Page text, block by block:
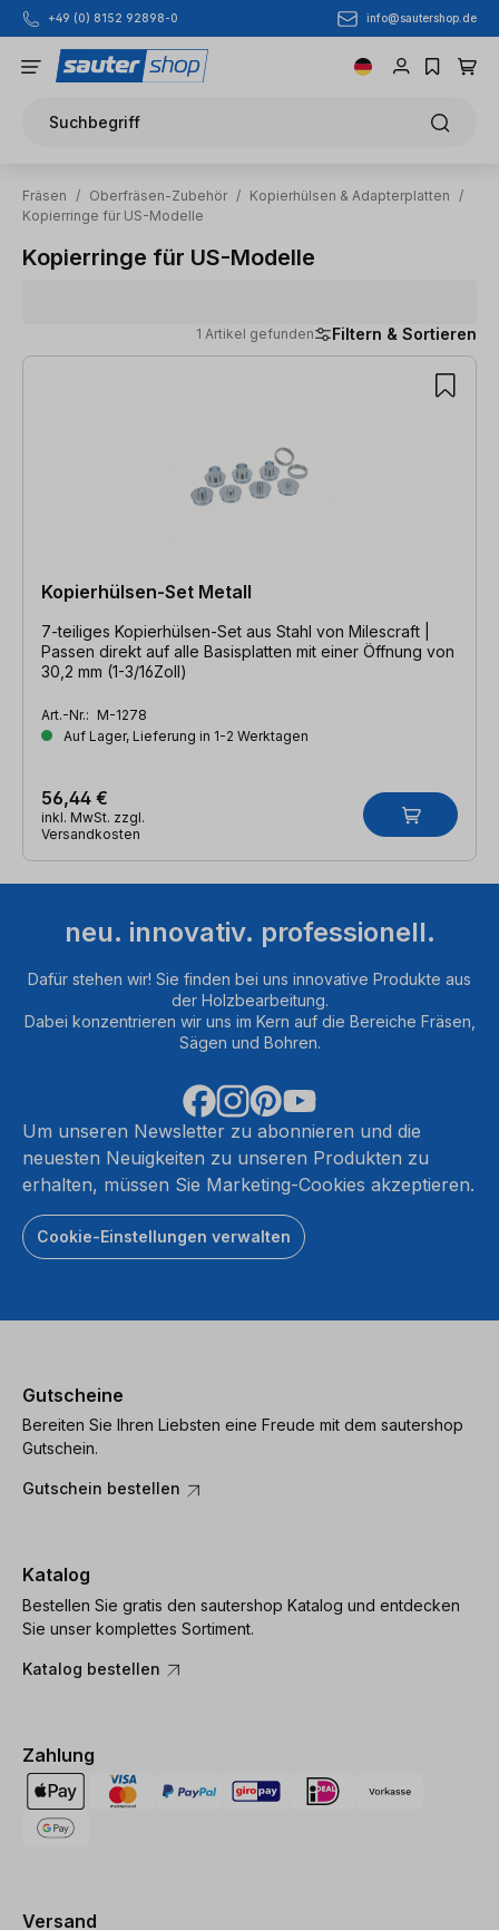
Zum Hauptinhalt springen
+49 (0) 8152 92898-0 info@sautershop.de
Suchbegriff
Fräsen / Oberfräsen-Zubehör / Kopierhülsen & Adapterplatten
/
Kopierringe für US-Modelle
Kopierringe für US-Modelle
1 Artikel gefunden Filtern & Sortieren
1 Artikel gefunden
Kopierhülsen-Set Metall
7-teiliges Kopierhülsen-Set aus Stahl von Milescraft |
Passen direkt auf alle Basisplatten mit einer Öffnung von
30,2 mm (1-3/16Zoll)
Art.-Nr.: M-1278
Auf Lager, Lieferung in 1-2 Werktagen
56,44 €
inkl. MwSt. zzgl.
Versandkosten
neu. innovativ. professionell.
Dafür stehen wir! Sie finden bei uns innovative Produkte aus
der Holzbearbeitung.
Dabei konzentrieren wir uns im Kern auf die Bereiche Fräsen,
Sägen und Bohren.
Um unseren Newsletter zu abonnieren und die
neuesten Neuigkeiten zu unseren Produkten zu
erhalten, müssen Sie Marketing-Cookies akzeptieren.
Cookie-Einstellungen verwalten
Gutscheine
Bereiten Sie Ihren Liebsten eine Freude mit dem sautershop
Gutschein.
Gutschein bestellen
Katalog
Bestellen Sie gratis den sautershop Katalog und entdecken
Sie unser komplettes Sortiment.
Katalog bestellen
Zahlung
Versand